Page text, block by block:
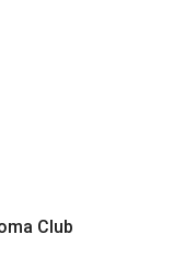
Club